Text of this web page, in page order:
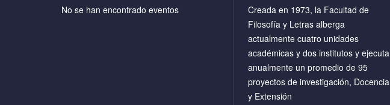
No se han encontrado eventos
Creada en 1973, la Facultad de
Filosofía y Letras alberga
actualmente cuatro unidades
académicas y dos institutos y ejecuta
anualmente un promedio de 95
proyectos de investigación, Docencia
y Extensión